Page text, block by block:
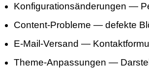
Konfigurationsänderungen —
Content-Probleme — defekte
E-Mail-Versand —
Theme-Anpassungen —